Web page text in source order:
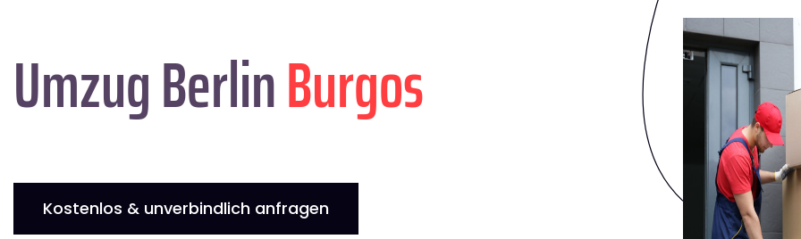
Umzug BerlinBurgos
Kostenlos & unverbindlich anfragen